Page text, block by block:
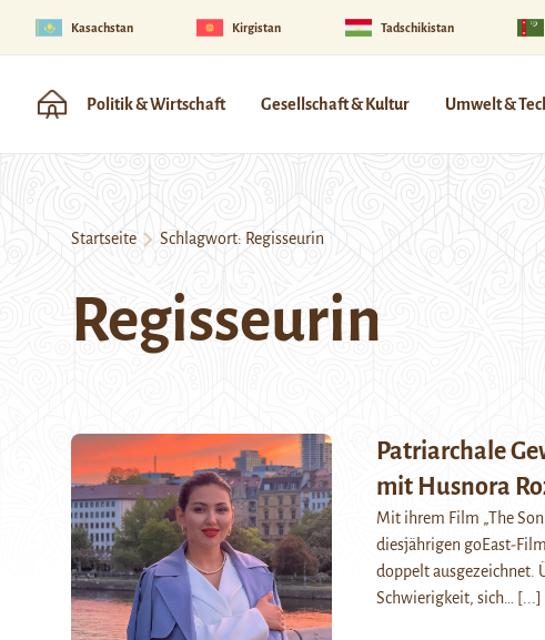
Kasachstan Kirgistan Tadschikistan
Politik & Wirtschaft Gesellschaft & Kultur Umwelt &
Startseite Schlagwort: Regisseurin
Regisseurin
Patriarchale
mit Husnora
Mit ihrem Film „The
diesjährigen goEast-
doppelt ausgezeichnet.
Schwierigkeit, sich…
[...]